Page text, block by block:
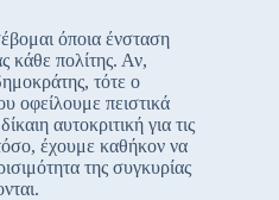
όποια ένσταση
κάθε πολίτης. Αν,
τότε ο
οφείλουμε πειστικά
αυτοκριτική για τις
έχουμε καθήκον να
της συγκυρίας